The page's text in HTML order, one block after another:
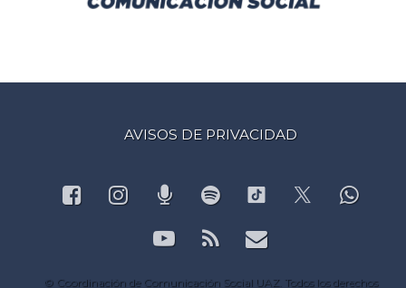
AVISOS DE PRIVACIDAD
Facebook
Instagram
Podcast
Spotify
YouTube
RSSCorreo
© Coordinación de Comunicación Social UAZ. Todos los derechos